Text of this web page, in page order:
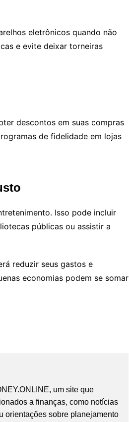
eletrônicos quando não
e evite deixar torneiras
descontos em suas compras
de fidelidade em lojas
Isso pode incluir
públicas ou assistir a
reduzir seus gastos e
economias podem se somar
um site que
a finanças, como notícias
orientações sobre planejamento